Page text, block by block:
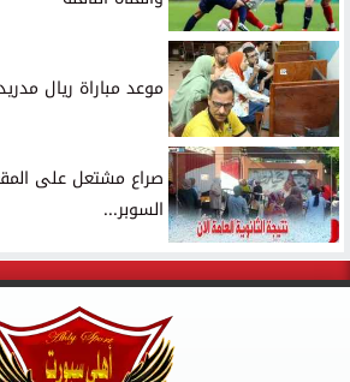
موعد مباراة ريال
صراع مشتعل على
السوبر...